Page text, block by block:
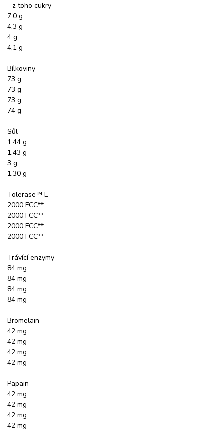
- z toho cukry
7,0 g
4,3 g
4 g
4,1 g
Bílkoviny
73 g
73 g
73 g
74 g
Sůl
1,44 g
1,43 g
3 g
1,30 g
Tolerase™ L
2000 FCC**
2000 FCC**
2000 FCC**
2000 FCC**
Trávící enzymy
84 mg
84 mg
84 mg
84 mg
Bromelain
42 mg
42 mg
42 mg
42 mg
Papain
42 mg
42 mg
42 mg
42 mg